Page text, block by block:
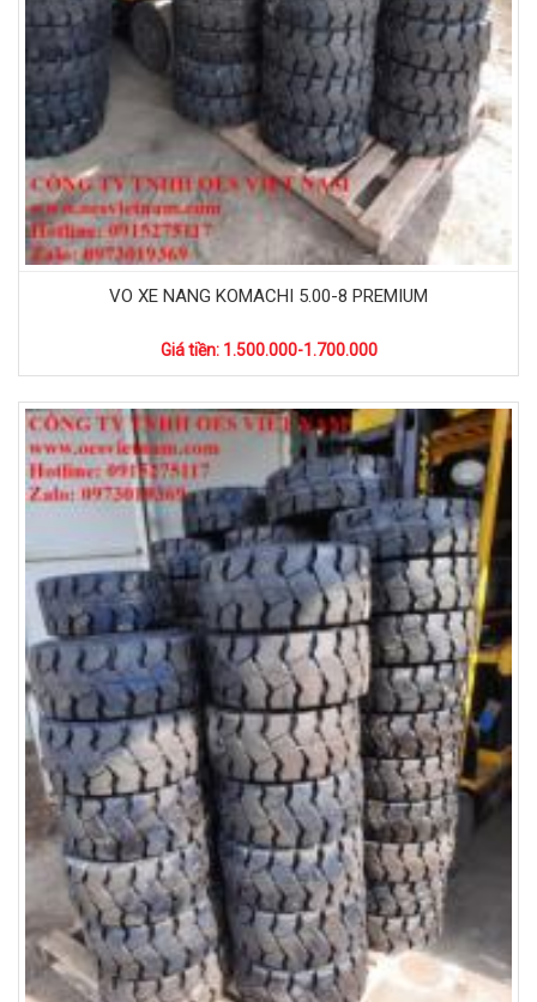
VO XE NANG KOMACHI 5.00-8 PREMIUM
Giá tiền: 1.500.000-1.700.000